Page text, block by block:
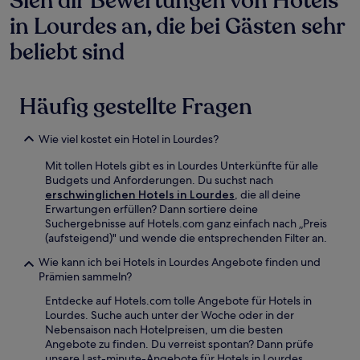
in Lourdes an, die bei Gästen sehr
beliebt sind
Häufig gestellte Fragen
Wie viel kostet ein Hotel in Lourdes?
Mit tollen Hotels gibt es in Lourdes Unterkünfte für alle
Budgets und Anforderungen. Du suchst nach
erschwinglichen Hotels in Lourdes, die all deine
Erwartungen erfüllen? Dann sortiere deine
Suchergebnisse auf Hotels.com ganz einfach nach „Preis
(aufsteigend)" und wende die entsprechenden Filter an.
Wie kann ich bei Hotels in Lourdes Angebote finden und
Prämien sammeln?
Entdecke auf Hotels.com tolle Angebote für Hotels in
Lourdes. Suche auch unter der Woche oder in der
Nebensaison nach Hotelpreisen, um die besten
Angebote zu finden. Du verreist spontan? Dann prüfe